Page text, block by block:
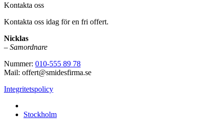
Kontakta oss
Kontakta oss idag för en fri offert.
Nicklas
– Samordnare
Nummer: 010-555 89 78
Mail: offert@smidesfirma.se
Integritetspolicy
Stockholm